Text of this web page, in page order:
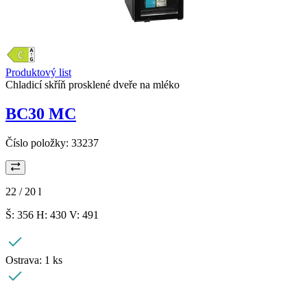
Produktový list
Chladicí skříň prosklené dveře na mléko
BC30 MC
Číslo položky: 33237
22 / 20 l
Š: 356 H: 430 V: 491
Ostrava: 1 ks